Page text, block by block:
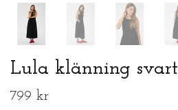
Lula klänning svart
799 kr